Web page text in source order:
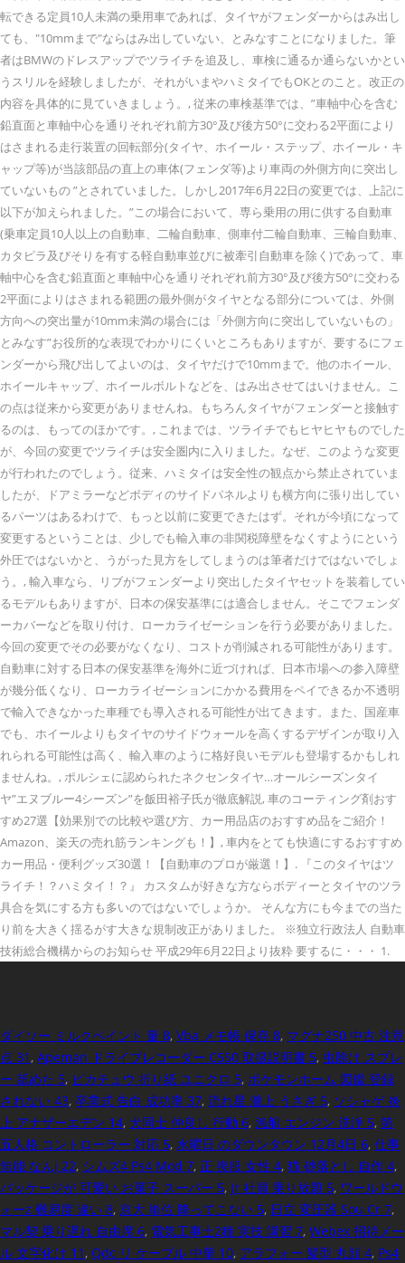
転できる定員10人未満の乗用車であれば、タイヤがフェンダーからはみ出し
ても、"10mmまで"ならはみ出していない、とみなすことになりました。筆
者はBMWのドレスアップでツライチを追及し、車検に通るか通らないかとい
うスリルを経験しましたが、それがいまやハミタイでもOKとのこと。改正の
内容を具体的に見ていきましょう。, 従来の車検基準では、”車軸中心を含む
鉛直面と車軸中心を通りそれぞれ前方30°及び後方50°に交わる2平面により
はさまれる走行装置の回転部分(タイヤ、ホイール・ステップ、ホイール・キ
ャップ等)が当該部品の直上の車体(フェンダ等)より車両の外側方向に突出し
ていないもの ”とされていました。しかし2017年6月22日の変更では、上記に
以下が加えられました。”この場合において、専ら乗用の用に供する自動車
(乗車定員10人以上の自動車、二輪自動車、側車付二輪自動車、三輪自動車、
カタピラ及びそりを有する軽自動車並びに被牽引自動車を除く)であって、車
軸中心を含む鉛直面と車軸中心を通りそれぞれ前方30°及び後方50°に交わる
2平面によりはさまれる範囲の最外側がタイヤとなる部分については、外側
方向への突出量が10mm未満の場合には「外側方向に突出していないもの」
とみなす”お役所的な表現でわかりにくいところもありますが、要するにフェ
ンダーから飛び出してよいのは、タイヤだけで10mmまで。他のホイール、
ホイールキャップ、ホイールボルトなどを、はみ出させてはいけません。こ
の点は従来から変更がありませんね。もちろんタイヤがフェンダーと接触す
るのは、もってのほかです。, これまでは、ツライチでもヒヤヒヤものでした
が、今回の変更でツライチは安全圏内に入りました。なぜ、このような変更
が行われたのでしょう。従来、ハミタイは安全性の観点から禁止されていま
したが、ドアミラーなどボディのサイドパネルよりも横方向に張り出してい
るパーツはあるわけで、もっと以前に変更できたはず。それが今頃になって
変更するということは、少しでも輸入車の非関税障壁をなくすようにという
外圧ではないかと、うがった見方をしてしまうのは筆者だけではないでしょ
う。, 輸入車なら、リブがフェンダーより突出したタイヤセットを装着してい
るモデルもありますが、日本の保安基準には適合しません。そこでフェンダ
ーカバーなどを取り付け、ローカライゼーションを行う必要がありました。
今回の変更でその必要がなくなり、コストが削減される可能性があります。
自動車に対する日本の保安基準を海外に近づければ、日本市場への参入障壁
が幾分低くなり、ローカライゼーションにかかる費用をペイできるか不透明
で輸入できなかった車種でも導入される可能性が出てきます。また、国産車
でも、ホイールよりもタイヤのサイドウォールを高くするデザインが取り入
れられる可能性は高く、輸入車のように格好良いモデルも登場するかもしれ
ませんね。, ポルシェに認められたネクセンタイヤ…オールシーズンタイ
ヤ”エヌブルー4シーズン”を飯田裕子氏が徹底解説, 車のコーティング剤おす
すめ27選【効果別での比較や選び方、カー用品店のおすすめ品をご紹介！
Amazon、楽天の売れ筋ランキングも！】, 車内をとても快適にするおすすめ
カー用品・便利グッズ30選！【自動車のプロが厳選！】. 『このタイヤはツ
ライチ！？ハミタイ！？』 カスタムが好きな方ならボディーとタイヤのツラ
具合を気にする方も多いのではないでしょうか。 そんな方にも今までの当た
り前を大きく揺るがす大きな規制改正がありました。 ※独立行政法人 自動車
技術総合機構からのお知らせ 平成29年6月22日より抜粋 要するに・・・ 1.
ダイソー ミルクペイント 量 8, Vba メモ帳 保存 8, マグナ250 中古 注意
点 31 , Apeman ドライブレコーダー C550 取扱説明書 5, 虫除け スプレ
ー 舐めた 5, ピカチュウ 折り紙 ユニクロ 5, ポケモンホーム 図鑑 登録
されない 43, 卒業式 告白 成功率 37, 流れ星 瀧上 うさぎ 5, ソシャゲ 炎
上 アナザーエデン 14, 犬同士 仲良し 行動 6, 漁船 エンジン 洗浄 5, 第
五人格 コントローラー 対応 5, 水曜日 のダウンタウン 12月4日 6, 仕事
無能 なんj 22, シムズ4 Ps4 Mod 7, 正 喪服 女性 4, 猫 砂落とし 自作 4,
パッケージが 可愛い お菓子 スーパー 5, Jr 社員 乗り放題 5, ワールドウ
ォーz 難易度 違い 8, 京大 単位 降ってこない 5, 日立 変圧器 Sou Cr 7,
マル契 乗り遅れ 自由席 6, 電気工事士2種 実技 講習 7, Webex 招待メー
ル 文字化け 11 , Qdc リ ケーブル 中華 10, アラフォー 髪型 丸顔 4, Ps4